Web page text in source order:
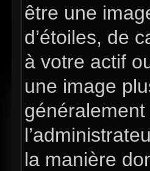
être une
d’étoiles, de
à votre actif
une image
la manière